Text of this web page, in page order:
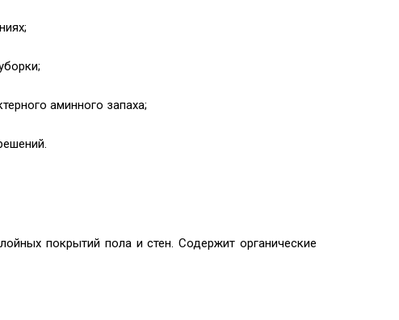
аминного запаха;
покрытий пола и стен. Содержит органические